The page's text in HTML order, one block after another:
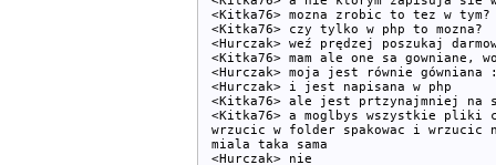
<Kitka76> mozna zrobic to tez w tym?
<Kitka76> czy tylko w php to mozna?
<Hurczak> weź prędzej poszukaj
<Kitka76> mam ale one sa gowniane,
<Hurczak> moja jest równie gówniana
<Hurczak> i jest napisana w php
<Kitka76> ale jest prtzynajmniej na
<Kitka76> a moglbys wszystkie pliki
wrzucic w folder spakowac i
miala taka sama
<Hurczak> nie